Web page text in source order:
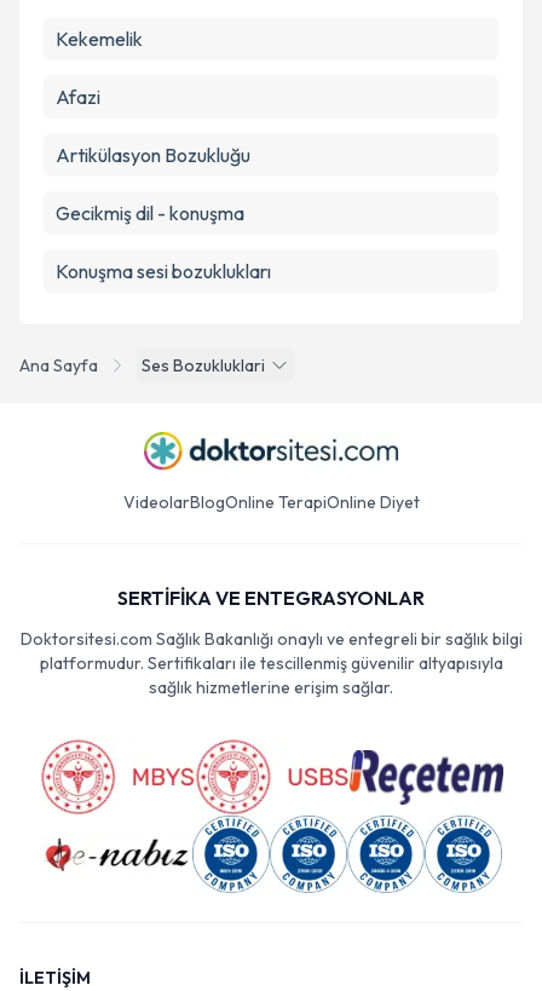
Ana Sayfa Ses Bozukluklari
Kekemelik
Afazi
Artikülasyon Bozukluğu
Gecikmiş dil - konuşma
Konuşma sesi bozuklukları
VideolarBlogOnline TerapiOnline Diyet
SERTİFİKA VE ENTEGRASYONLAR
Doktorsitesi.com Sağlık Bakanlığı onaylı ve entegreli bir sağlık bilgi
platformudur. Sertifikaları ile tescillenmiş güvenilir altyapısıyla
sağlık hizmetlerine erişim sağlar.
İLETİŞİM